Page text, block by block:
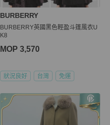
BURBERRY
BURBERRY英國黑色輕盈斗篷風衣U
K8
MOP 3,570
狀況良好 台灣 免運